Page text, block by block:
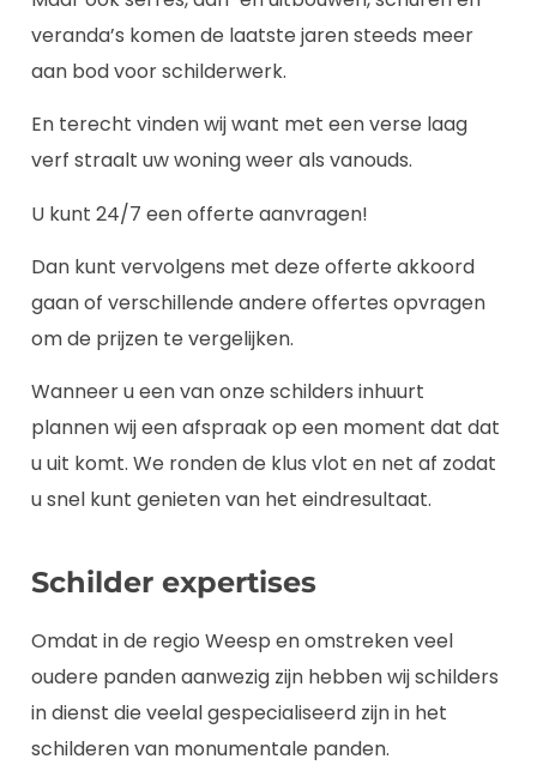
veranda’s komen de laatste jaren steeds meer
aan bod voor schilderwerk.
En terecht vinden wij want met een verse laag
verf straalt uw woning weer als vanouds.
U kunt 24/7 een offerte aanvragen!
Dan kunt vervolgens met deze offerte akkoord
gaan of verschillende andere offertes opvragen
om de prijzen te vergelijken.
Wanneer u een van onze schilders inhuurt
plannen wij een afspraak op een moment dat dat
u uit komt. We ronden de klus vlot en net af zodat
u snel kunt genieten van het eindresultaat.
Schilder expertises
Omdat in de regio Weesp en omstreken veel
oudere panden aanwezig zijn hebben wij schilders
in dienst die veelal gespecialiseerd zijn in het
schilderen van monumentale panden.